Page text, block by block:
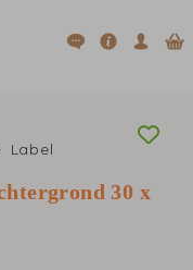
Label
30 x